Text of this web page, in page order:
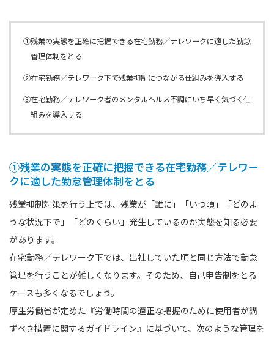
①残業の実態を正確に把握できる在宅勤務／テレワークに適した勤怠
管理体制をとる
②在宅勤務／テレワーク下で残業抑制につながる仕組みを導入する
③在宅勤務／テレワーク者のメンタルヘルス不調にいち早く気づく仕
組みを導入する
①残業の実態を正確に把握できる在宅勤務／テレワー
クに適した勤怠管理体制をとる
残業抑制対策を行う上では、残業が「誰に」「いつ頃」「どのよ
うな状況下で」「どのくらい」発生しているのか実態を知る必要
があります。
在宅勤務／テレワーク下では、出社していた頃と同じ方法で勤怠
管理を行うことが難しくなります。そのため、自己申告制をとる
ケースも多くなるでしょう。
厚生労働省が定めた『労働時間の適正な把握のために使用者が講
ずべき措置に関するガイドライン』に基づいて、次のような管理を